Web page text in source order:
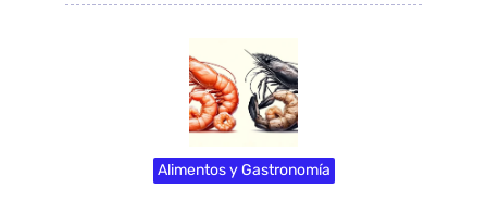
Alimentos y Gastronomía